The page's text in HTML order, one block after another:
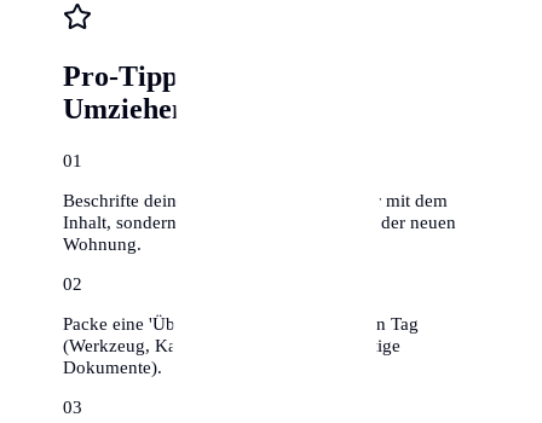
Pro-Tipps für stressfreies
Umziehen
01
Beschrifte deine Umzugskartons nicht nur mit dem
Inhalt, sondern auch mit dem Zielraum in der neuen
Wohnung.
02
Packe eine 'Überlebenskiste' für den ersten Tag
(Werkzeug, Kaffee, Toilettenpapier, wichtige
Dokumente).
03